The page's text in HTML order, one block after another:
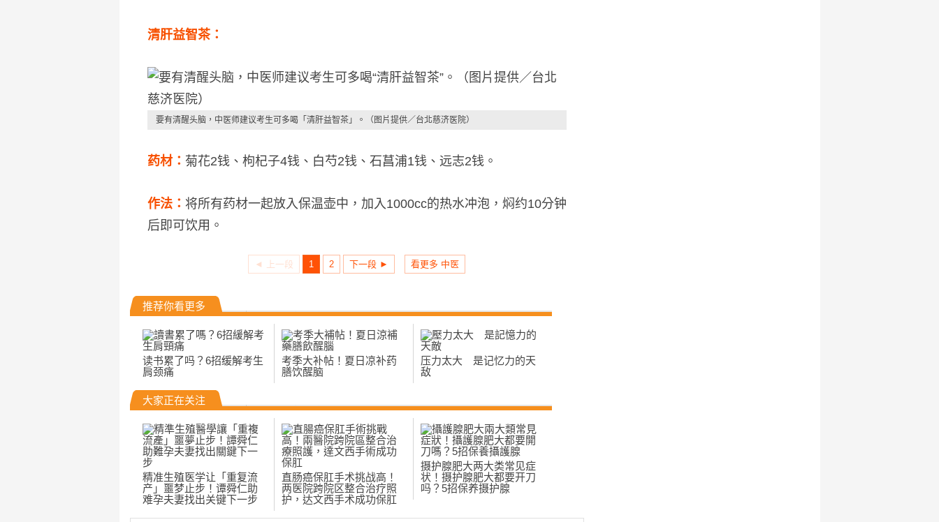
清肝益智茶：
要有清醒头脑，中医师建议考生可多喝「清肝益智茶」。（图片提供／台北慈济医院）
药材： 菊花2钱、枸杞子4钱、白芍2钱、石菖浦1钱、远志2钱。
作法： 将所有药材一起放入保温壶中，加入1000cc的热水冲泡，焖约10分钟
后即可饮用。
◄ 上一段 1 2 下一段 ► 看更多 中医
推荐你看更多
读书累了吗？6招缓解考生
肩颈痛
考季大补帖！夏日凉补药
膳饮醒脑
压力太大 是记忆力的天
敌
大家正在关注
精准生殖医学让「重复流
产」噩梦止步！谭舜仁助
难孕夫妻找出关键下一步
直肠癌保肛手术挑战高！
两医院跨院区整合治疗照
护，达文西手术成功保肛
摄护腺肥大两大类常见症
状！摄护腺肥大都要开刀
吗？5招保养摄护腺